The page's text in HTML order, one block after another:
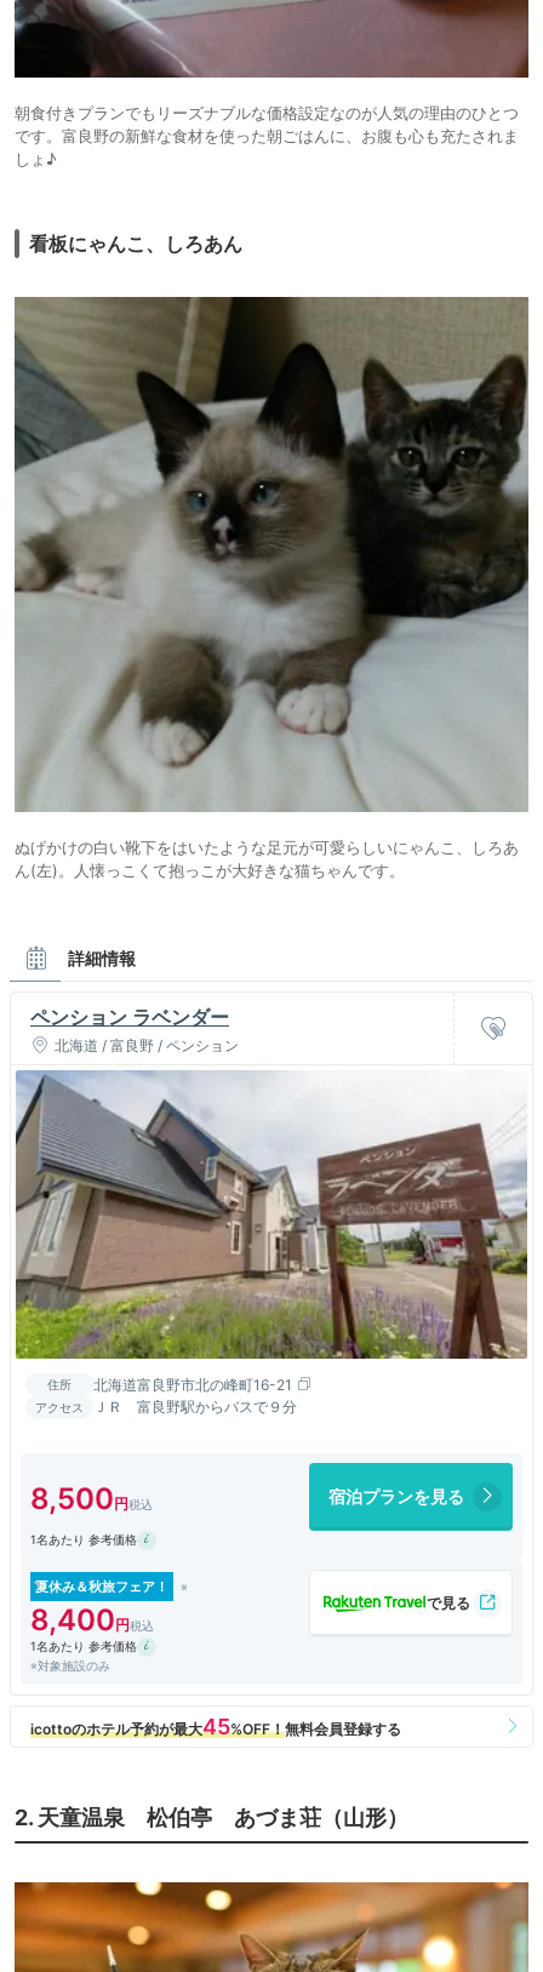
朝食付きプランでもリーズナブルな価格設定なのが人気の理由のひとつ
です。富良野の新鮮な食材を使った朝ごはんに、お腹も心も充たされま
しょ♪
看板にゃんこ、しろあん
ぬげかけの白い靴下をはいたような足元が可愛らしいにゃんこ、しろあ
ん(左)。人懐っこくて抱っこが大好きな猫ちゃんです。
詳細情報
ペンション ラベンダー
北海道 / 富良野 / ペンション
住所 北海道富良野市北の峰町16-21
アクセス ＪＲ 富良野駅からバスで９分
8,500 宿泊プランを見る
1名あたり 参考価格
夏休み＆秋旅フェア！
8,400
1名あたり 参考価格
※対象施設のみ
2. 天童温泉 松伯亭 あづま荘（山形）